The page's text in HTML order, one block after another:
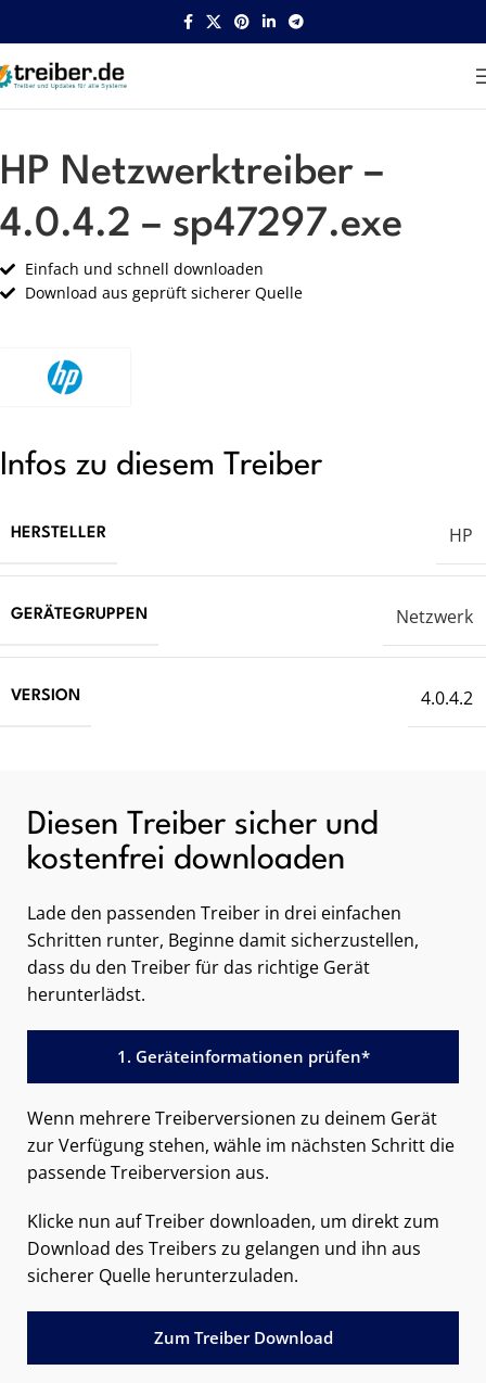
Startseite HP Netzwerk
HP Netzwerktreiber –
4.0.4.2 – sp47297.exe
Einfach und schnell downloaden
Download aus geprüft sicherer Quelle
Infos zu diesem Treiber
HERSTELLER HP
GERÄTEGRUPPEN Netzwerk
VERSION 4.0.4.2
Diesen Treiber sicher und
kostenfrei downloaden
Lade den passenden Treiber in drei einfachen
Schritten runter, Beginne damit sicherzustellen,
dass du den Treiber für das richtige Gerät
herunterlädst.
1. Geräteinformationen prüfen*
Wenn mehrere Treiberversionen zu deinem Gerät
zur Verfügung stehen, wähle im nächsten Schritt die
passende Treiberversion aus.
Klicke nun auf Treiber downloaden, um direkt zum
Download des Treibers zu gelangen und ihn aus
sicherer Quelle herunterzuladen.
Zum Treiber Download